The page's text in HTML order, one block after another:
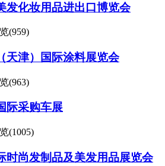
发化妆用品进出口博览会
(959)
天津）国际涂料展览会
(963)
际采购车展
(1005)
时尚发制品及美发用品展览会